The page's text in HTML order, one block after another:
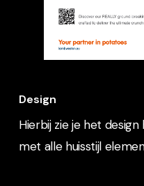
Design
Hierbij zie je het
met alle huisstijl